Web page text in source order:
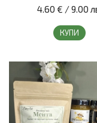
4.60 € /9.00
КУПИ